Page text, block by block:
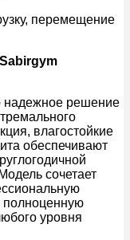
перемещение
надежное решение
влагостойкие
обеспечивают
сочетает
полноценную
уровня